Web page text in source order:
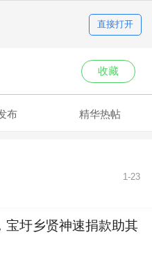
直接打开
收藏
布 精华热帖
1-23
宝圩乡贤神速捐款助其